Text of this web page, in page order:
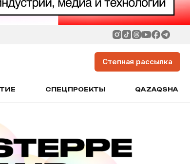
Степная рассылка
СПЕЦПРОЕКТЫ QAZAQSHA